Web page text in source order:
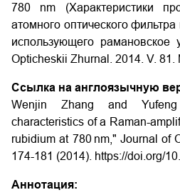
780 nm (Характеристики
атомного оптического
использующего
Opticheskii Zhurnal. 2014. V. 81.
Ссылка на англоязычную
Wenjin Zhang and Yufeng
characteristics of a Raman-
rubidium at 780 nm," Journal of
174-181 (2014). https://doi.org/
Аннотация: